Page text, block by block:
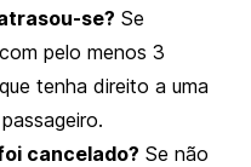
se? Se
pelo menos 3
tenha direito a uma
cancelado? Se não